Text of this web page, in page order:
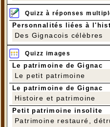
Quizz à réponses
Personnalités liées à
Des Gignacois célèbres
Quizz images
Le patrimoine de Gignac
Le petit patrimoine
Le patrimoine de Gignac
Histoire et patrimoine
Petit patrimoine insolite
Patrimoine restauré,